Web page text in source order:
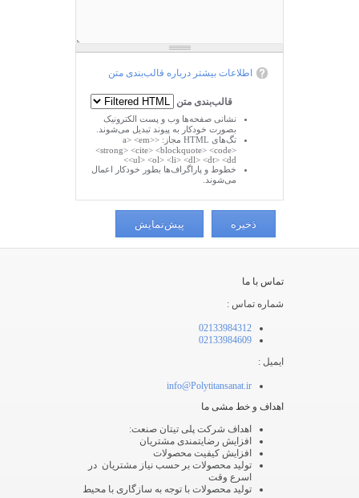
اطلاعات بیشتر درباره قالب‌بندی متن
قالب‌بندی متن
نشانی صفحه‌ها وب و پست الکترونیک
بصورت خودکار به پیوند تبدیل می‌شوند.
تگ‌های HTML مجاز: <a> <em>
<strong> <cite> <blockquote> <code>
<ul> <ol> <li> <dl> <dt> <dd>
خطوط و پاراگراف‌ها بطور خودکار اعمال
می‌شوند.
تماس با ما
شماره تماس :
02133984312
02133984609
ایمیل :
info@Polytitansanat.ir
اهداف و خط مشی ما
اهداف شرکت پلی تیتان صنعت:
افزایش رضایتمندی مشتریان
افزایش کیفیت محصولات
تولید محصولات بر حسب نیاز مشتریان در
اسرع وقت
تولید محصولات با توجه به سازگاری با محیط